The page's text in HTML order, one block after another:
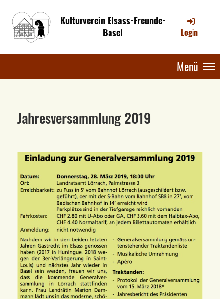
Kulturverein Elsass-Freunde-
Basel
Login
Menü
Jahresversammlung 2019